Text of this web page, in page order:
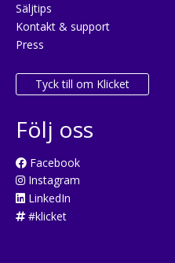
Säljtips
Kontakt & support
Press
Tyck till om Klicket
Följ oss
Facebook
Instagram
LinkedIn
#klicket